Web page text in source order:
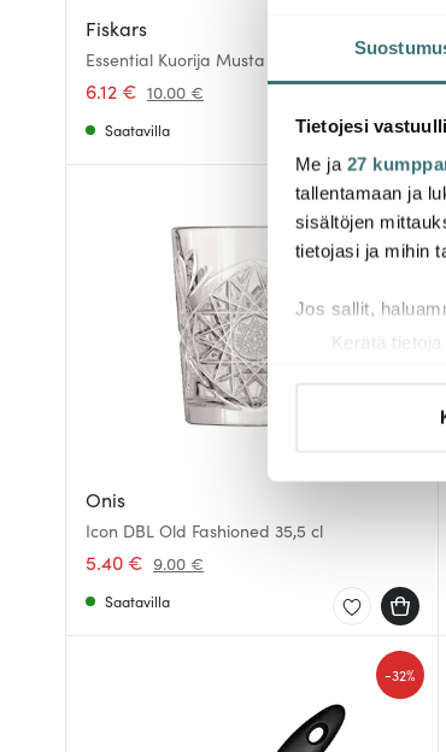
Tietojesi
Me ja 27
tallentamaan ja
sisältöjen
tietojasi ja mihin
Jos sallit,
Kerätä
Käytämme
olet antanut
Fiskars
Essential Kuorija Musta
6.12 € 10.00 €
Saatavilla
Onis
Icon DBL Old Fashioned 35,5 cl
5.40 € 9.00 €
-40%
Saatavilla
-32%